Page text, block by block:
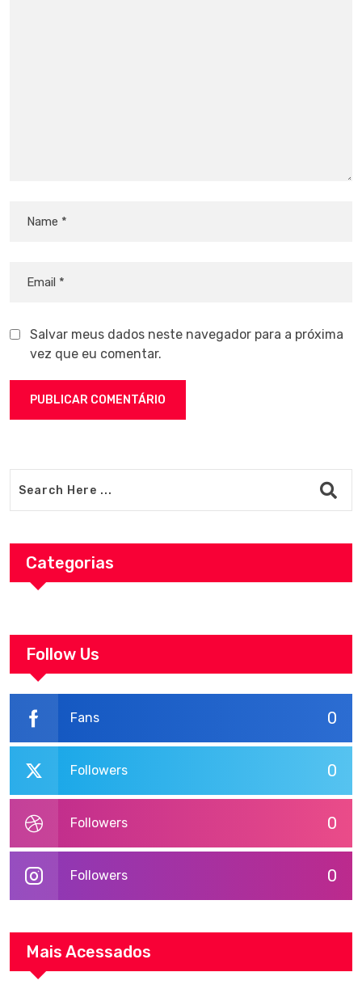
Salvar meus dados neste navegador para a próxima
vez que eu comentar.
Categorias
Follow Us
0
Fans
0
Followers
0
Followers
0
Followers
Mais Acessados